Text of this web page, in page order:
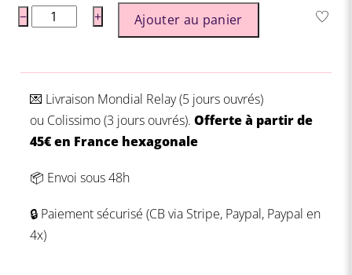
−
quantité
Trackers
Été
+ Ajouter au panier
💌 Livraison Mondial Relay (5 jours ouvrés)
ou Colissimo (3 jours ouvrés). Offerte à partir de
45€ en France hexagonale
📦 Envoi sous 48h
🔒 Paiement sécurisé (CB via Stripe, Paypal, Paypal en
4x)